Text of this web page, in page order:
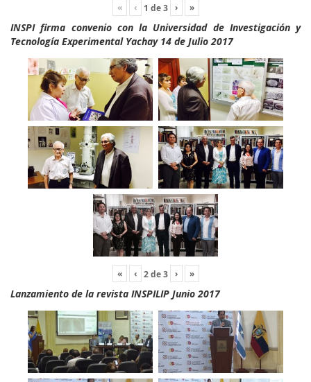
« ‹ 1 de3 › »
INSPI firma convenio con la Universidad de Investigación y
Tecnología Experimental Yachay 14 de Julio 2017
« ‹ 2de3 › »
Lanzamiento de la revista INSPILIP Junio 2017